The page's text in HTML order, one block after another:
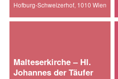
Hofburg-Schweizerhof, 1010 Wien
Malteserkirche – Hl.
Johannes der Täufer